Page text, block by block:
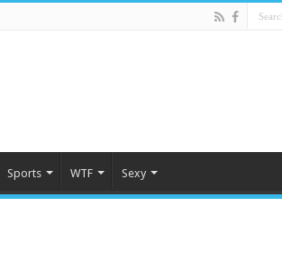
Sports WTF Sexy